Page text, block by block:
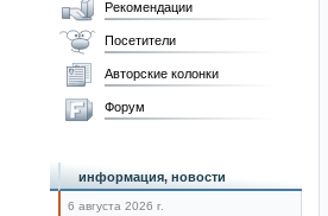
Рекомендации
Посетители
Авторские колонки
Форум
информация, новости
6 августа 2026 г.